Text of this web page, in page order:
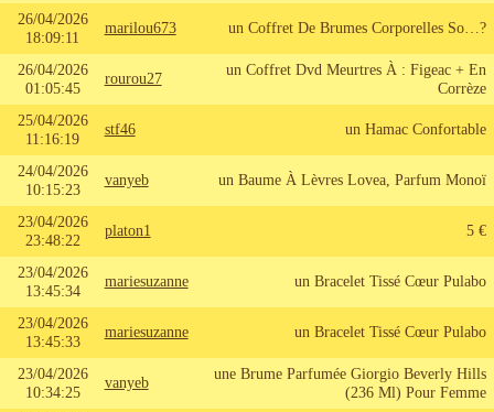
26/04/2026
18:09:11
marilou673 un Coffret De Brumes Corporelles So…?
26/04/2026
01:05:45
rourou27
un Coffret Dvd Meurtres À : Figeac + En
Corrèze
25/04/2026
11:16:19
stf46 un Hamac Confortable
24/04/2026
10:15:23
vanyeb un Baume À Lèvres Lovea, Parfum Monoï
23/04/2026
23:48:22
platon1 5 €
23/04/2026
13:45:34
mariesuzanne un Bracelet Tissé Cœur Pulabo
23/04/2026
13:45:33
mariesuzanne un Bracelet Tissé Cœur Pulabo
23/04/2026
10:34:25
vanyeb
une Brume Parfumée Giorgio Beverly Hills
(236 Ml) Pour Femme